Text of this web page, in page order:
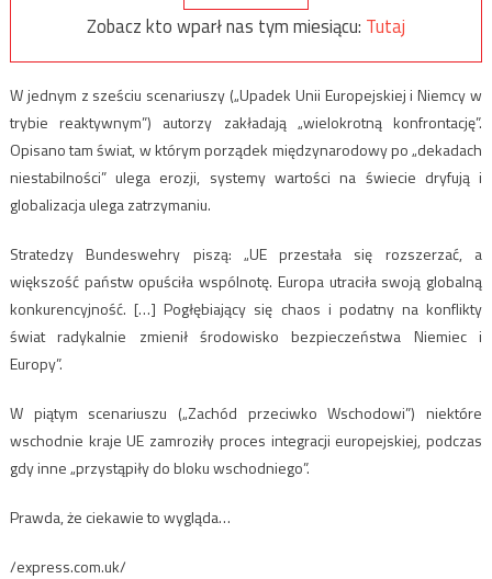
Zobacz kto wparł nas tym miesiącu: Tutaj
W jednym z sześciu scenariuszy („Upadek Unii Europejskiej i Niemcy w
trybie reaktywnym”) autorzy zakładają „wielokrotną konfrontację”.
Opisano tam świat, w którym porządek międzynarodowy po „dekadach
niestabilności” ulega erozji, systemy wartości na świecie dryfują i
globalizacja ulega zatrzymaniu.
Stratedzy Bundeswehry piszą: „UE przestała się rozszerzać, a
większość państw opuściła wspólnotę. Europa utraciła swoją globalną
konkurencyjność. […] Pogłębiający się chaos i podatny na konflikty
świat radykalnie zmienił środowisko bezpieczeństwa Niemiec i
Europy”.
W piątym scenariuszu („Zachód przeciwko Wschodowi”) niektóre
wschodnie kraje UE zamroziły proces integracji europejskiej, podczas
gdy inne „przystąpiły do bloku wschodniego”.
Prawda, że ciekawie to wygląda…
/express.com.uk/